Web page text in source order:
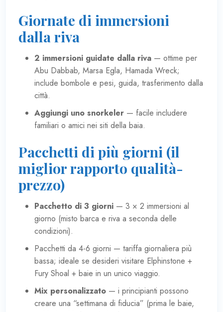
Giornate di immersioni
dalla riva
2 immersioni guidate dalla riva — ottime per
Abu Dabbab, Marsa Egla, Hamada Wreck;
include bombole e pesi, guida, trasferimento dalla
città.
Aggiungi uno snorkeler — facile includere
familiari o amici nei siti della baia.
Pacchetti di più giorni (il
miglior rapporto qualità-
prezzo)
Pacchetto di 3 giorni — 3 × 2 immersioni al
giorno (misto barca e riva a seconda delle
condizioni).
Pacchetti da 4-6 giorni — tariffa giornaliera più
bassa; ideale se desideri visitare Elphinstone +
Fury Shoal + baie in un unico viaggio.
Mix personalizzato — i principianti possono
creare una “settimana di fiducia” (prima le baie,